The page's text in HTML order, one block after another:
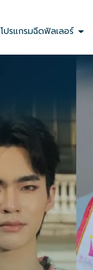
โปรแกรมฉีดฟิลเลอร์